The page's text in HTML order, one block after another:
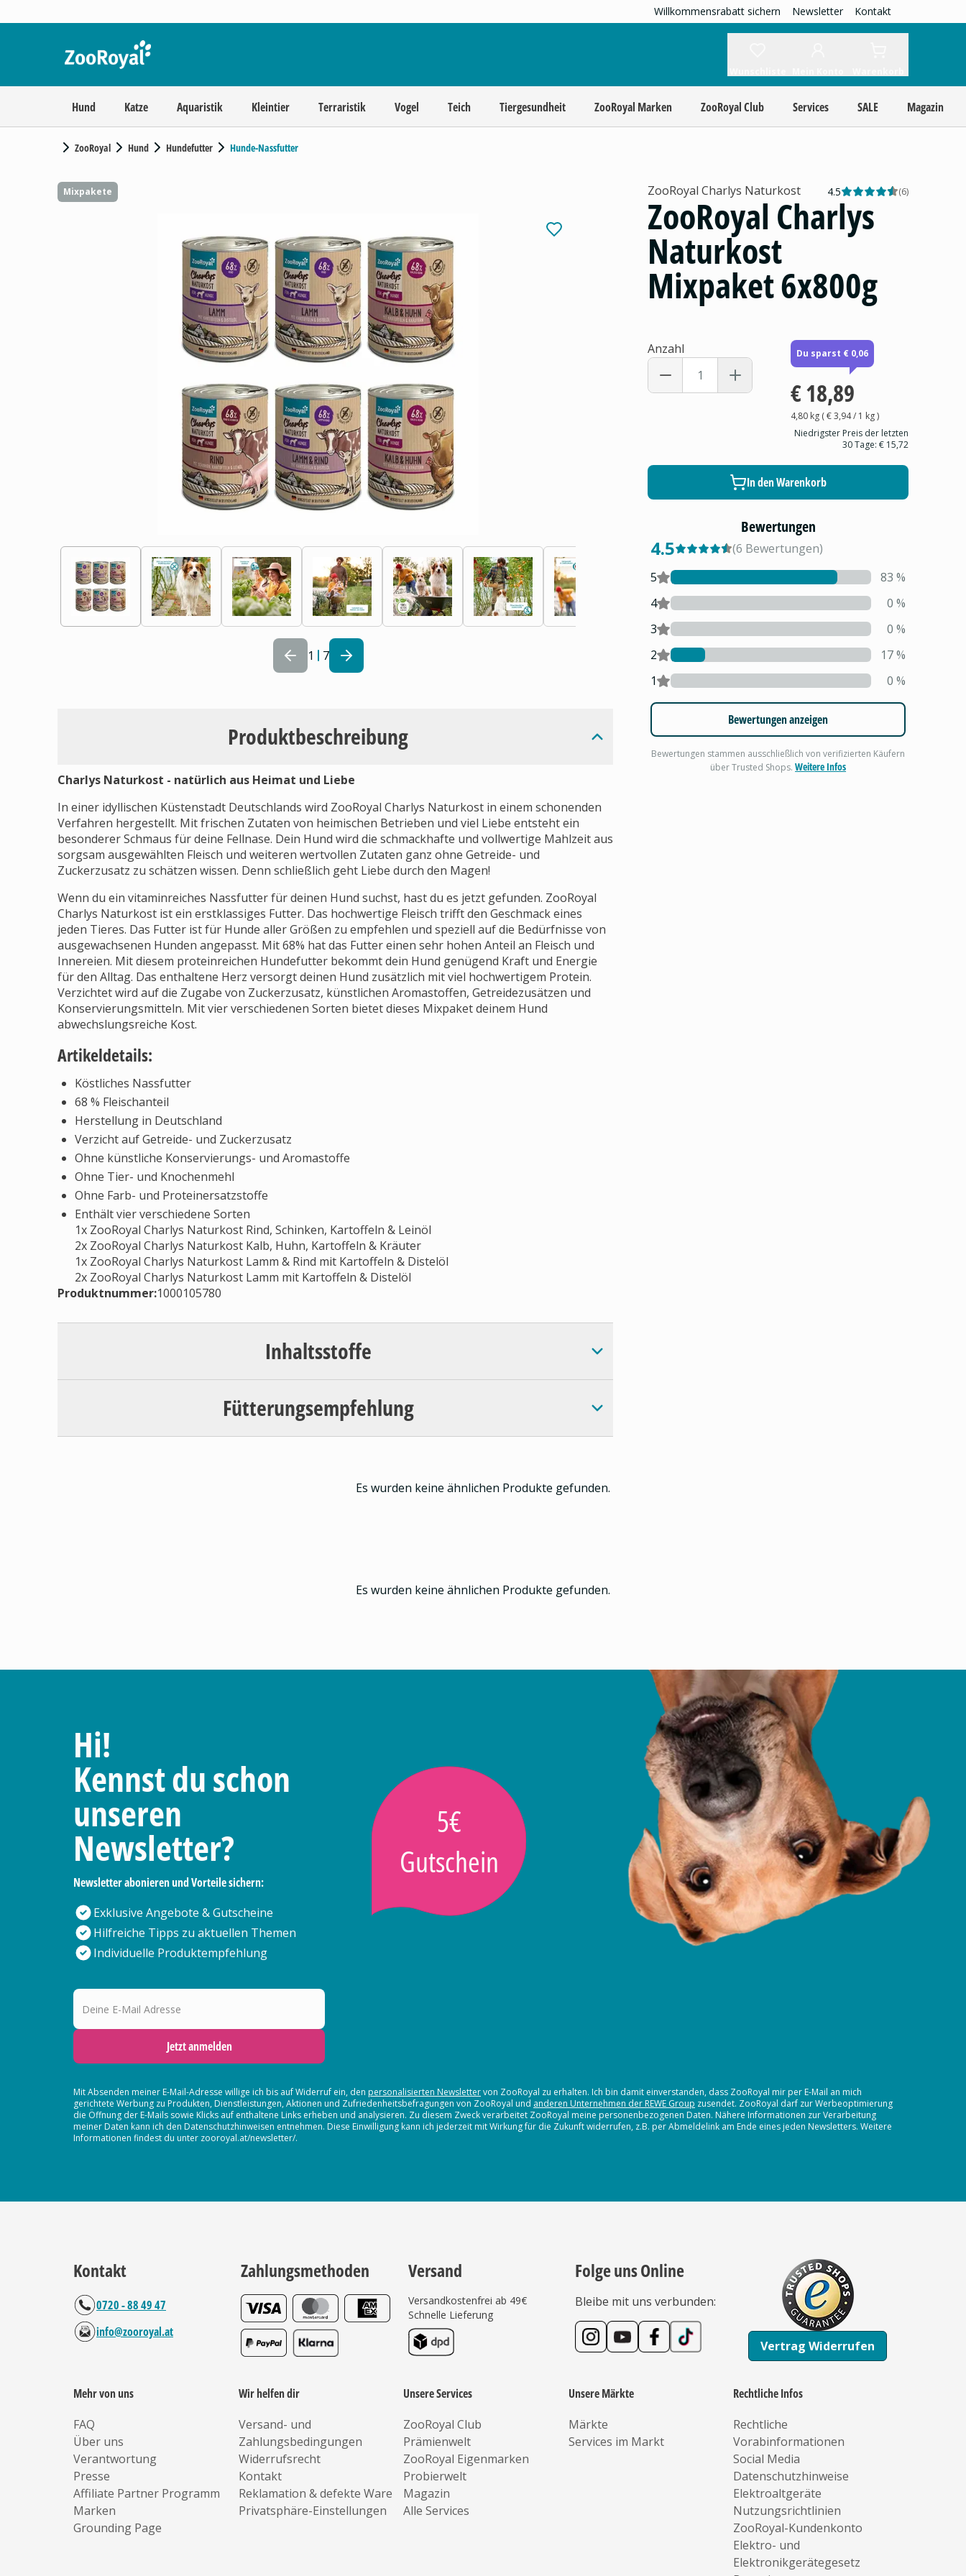
Willkommensrabatt sichern Newsletter Kontakt
Hund Katze Aquaristik Kleintier Terraristik Vogel Teich Tiergesundheit ZooRoyal Marken ZooRoyal Club Services SALE Magazin
ZooRoyal Hund Hundefutter Hunde-Nassfutter
Mixpakete
1 7
Produktbeschreibung
Charlys Naturkost - natürlich aus Heimat und Liebe
In einer idyllischen Küstenstadt Deutschlands wird ZooRoyal Charlys Naturkost in einem schonenden
Verfahren hergestellt. Mit frischen Zutaten von heimischen Betrieben und viel Liebe entsteht ein
besonderer Schmaus für deine Fellnase. Dein Hund wird die schmackhafte und vollwertige Mahlzeit aus
sorgsam ausgewählten Fleisch und weiteren wertvollen Zutaten ganz ohne Getreide- und
Zuckerzusatz zu schätzen wissen. Denn schließlich geht Liebe durch den Magen!
Wenn du ein vitaminreiches Nassfutter für deinen Hund suchst, hast du es jetzt gefunden. ZooRoyal
Charlys Naturkost ist ein erstklassiges Futter. Das hochwertige Fleisch trifft den Geschmack eines
jeden Tieres. Das Futter ist für Hunde aller Größen zu empfehlen und speziell auf die Bedürfnisse von
ausgewachsenen Hunden angepasst. Mit 68% hat das Futter einen sehr hohen Anteil an Fleisch und
Innereien. Mit diesem proteinreichen Hundefutter bekommt dein Hund genügend Kraft und Energie
für den Alltag. Das enthaltene Herz versorgt deinen Hund zusätzlich mit viel hochwertigem Protein.
Verzichtet wird auf die Zugabe von Zuckerzusatz, künstlichen Aromastoffen, Getreidezusätzen und
Konservierungsmitteln. Mit vier verschiedenen Sorten bietet dieses Mixpaket deinem Hund
abwechslungsreiche Kost.
Artikeldetails:
Köstliches Nassfutter
68 % Fleischanteil
Herstellung in Deutschland
Verzicht auf Getreide- und Zuckerzusatz
Ohne künstliche Konservierungs- und Aromastoffe
Ohne Tier- und Knochenmehl
Ohne Farb- und Proteinersatzstoffe
Enthält vier verschiedene Sorten
1x ZooRoyal Charlys Naturkost Rind, Schinken, Kartoffeln & Leinöl
2x ZooRoyal Charlys Naturkost Kalb, Huhn, Kartoffeln & Kräuter
1x ZooRoyal Charlys Naturkost Lamm & Rind mit Kartoffeln & Distelöl
2x ZooRoyal Charlys Naturkost Lamm mit Kartoffeln & Distelöl
Produktnummer:1000105780
Inhaltsstoffe
Fütterungsempfehlung
ZooRoyal Charlys Naturkost 4.5 (6)
ZooRoyal Charlys
Naturkost
Mixpaket 6x800g
Anzahl Du sparst € 0,06
€ 18,89
4,80 kg(€ 3,94/ 1 kg)
Niedrigster Preis der letzten
30 Tage: € 15,72
In den Warenkorb
Bewertungen
4.5 (6 Bewertungen)
5
83 %
4
0 %
3
0 %
2
17%
1
0 %
Bewertungen anzeigen
Bewertungen stammen ausschließlich von verifizierten Käufern
über Trusted Shops.Weitere Infos
Es wurden keine ähnlichen Produkte gefunden.
Es wurden keine ähnlichen Produkte gefunden.
Hi!
Kennst du schon
unseren
Newsletter?
Newsletter abonieren und Vorteile sichern:
Exklusive Angebote & Gutscheine
Hilfreiche Tipps zu aktuellen Themen
Individuelle Produktempfehlung
5€
Gutschein
Deine E-Mail Adresse
Jetzt anmelden
Mit Absenden meiner E-Mail-Adresse willige ich bis auf Widerruf ein, den personalisierten Newslettervon ZooRoyal zu erhalten. Ich bin damit einverstanden, dass ZooRoyal mir per E-Mail an mich
gerichtete Werbung zu Produkten, Dienstleistungen, Aktionen und Zufriedenheitsbefragungen von ZooRoyal und anderen Unternehmen der REWE Group zusendet. ZooRoyal darf zur Werbeoptimierung
die Öffnung der E-Mails sowie Klicks auf enthaltene Links erheben und analysieren. Zu diesem Zweck verarbeitet ZooRoyal meine personenbezogenen Daten. Nähere Informationen zur Verarbeitung
meiner Daten kann ich den Datenschutzhinweisen entnehmen. Diese Einwilligung kann ich jederzeit mit Wirkung für die Zukunft widerrufen, z.B. per Abmeldelink am Ende eines jeden Newsletters. Weitere
Informationen findest du unter zooroyal.at/newsletter/.
Kontakt
0720 - 88 49 47
info@zooroyal.at
Zahlungsmethoden Versand
Versandkostenfrei ab 49€
Schnelle Lieferung
Folge uns Online
Bleibe mit uns verbunden:
Vertrag Widerrufen
Mehr von uns
FAQ
Über uns
Verantwortung
Presse
Affiliate Partner Programm
Marken
Grounding Page
Wir helfen dir
Versand- und
Zahlungsbedingungen
Widerrufsrecht
Kontakt
Reklamation & defekte Ware
Privatsphäre-Einstellungen
Unsere Services
ZooRoyal Club
Prämienwelt
ZooRoyal Eigenmarken
Probierwelt
Magazin
Alle Services
Unsere Märkte
Märkte
Services im Markt
Rechtliche Infos
Rechtliche
Vorabinformationen
Social Media
Datenschutzhinweise
Elektroaltgeräte
Nutzungsrichtlinien
ZooRoyal-Kundenkonto
Elektro- und
Elektronikgerätegesetz